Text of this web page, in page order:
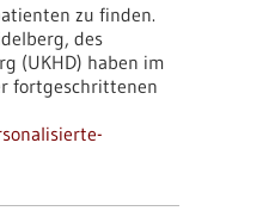
zu finden.
des
(UKHD) haben im
fortgeschrittenen